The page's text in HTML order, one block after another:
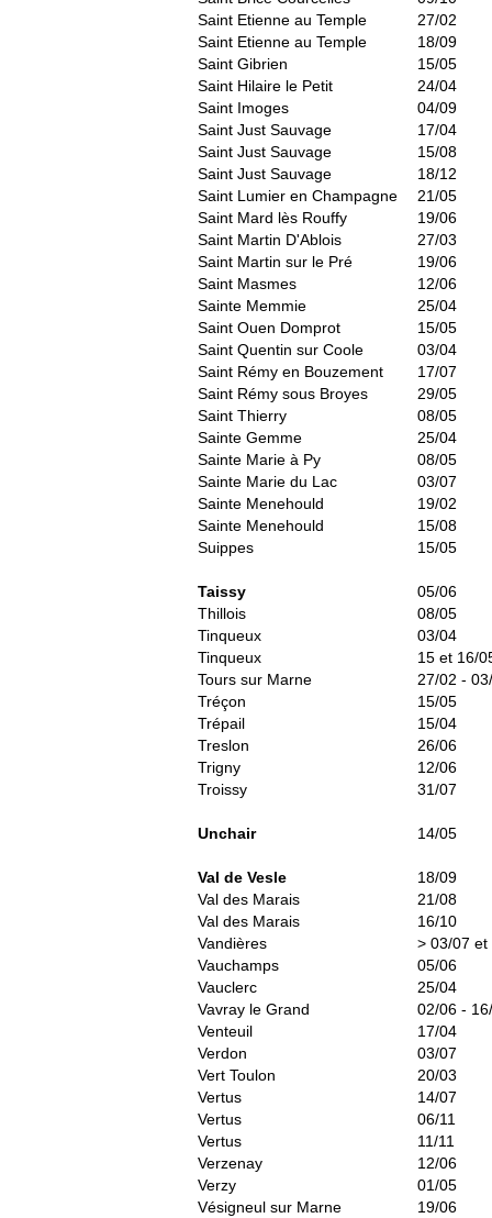
Saint Etienne au Temple
27/02
Saint Etienne au Temple
18/09
Saint Gibrien
15/05
Saint Hilaire le Petit
24/04
Saint Imoges
04/09
Saint Just Sauvage
17/04
Saint Just Sauvage
15/08
Saint Just Sauvage
18/12
Saint Lumier en Champagne
21/05
Saint Mard lès Rouffy
19/06
Saint Martin D'Ablois
27/03
Saint Martin sur le Pré
19/06
Saint Masmes
12/06
Sainte Memmie
25/04
Saint Ouen Domprot
15/05
Saint Quentin sur Coole
03/04
Saint Rémy en Bouzement
17/07
Saint Rémy sous Broyes
29/05
Saint Thierry
08/05
Sainte Gemme
25/04
Sainte Marie à Py
08/05
Sainte Marie du Lac
03/07
Sainte Menehould
19/02
Sainte Menehould
15/08
Suippes
15/05
Taissy
05/06
Thillois
08/05
Tinqueux
03/04
Tinqueux
15 et 16/
Tours sur Marne
27/02 -
Tréçon
15/05
Trépail
15/04
Treslon
26/06
Trigny
12/06
Troissy
31/07
Unchair 14/05
Val de Vesle
18/09
Val des Marais
21/08
Val des Marais
16/10
Vandières
> 03/07 et
Vauchamps
05/06
Vauclerc
25/04
Vavray le Grand
02/06 -
Venteuil
17/04
Verdon
03/07
Vert Toulon
20/03
Vertus
14/07
Vertus
06/11
Vertus
11/11
Verzenay
12/06
Verzy
01/05
Vésigneul sur Marne
19/06